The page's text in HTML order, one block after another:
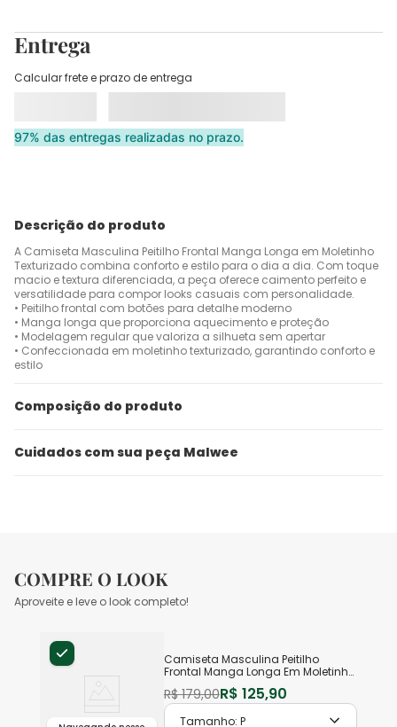
Entrega
Calcular frete e prazo de entrega
97% das entregas realizadas no prazo.
Descrição do produto
A Camiseta Masculina Peitilho Frontal Manga Longa em Moletinho
Texturizado combina conforto e estilo para o dia a dia. Com toque
macio e textura diferenciada, a peça oferece caimento perfeito e
versatilidade para compor looks casuais com personalidade.
• Peitilho frontal com botões para detalhe moderno
• Manga longa que proporciona aquecimento e proteção
• Modelagem regular que valoriza a silhueta sem apertar
• Confeccionada em moletinho texturizado, garantindo conforto e
estilo
Composição do produto
Cuidados com sua peça Malwee
COMPRE O LOOK
Aproveite e leve o look completo!
Camiseta Masculina Peitilho
Frontal Manga Longa Em Moletinho
R$ 179,00R$ 125,90
Tamanho: P